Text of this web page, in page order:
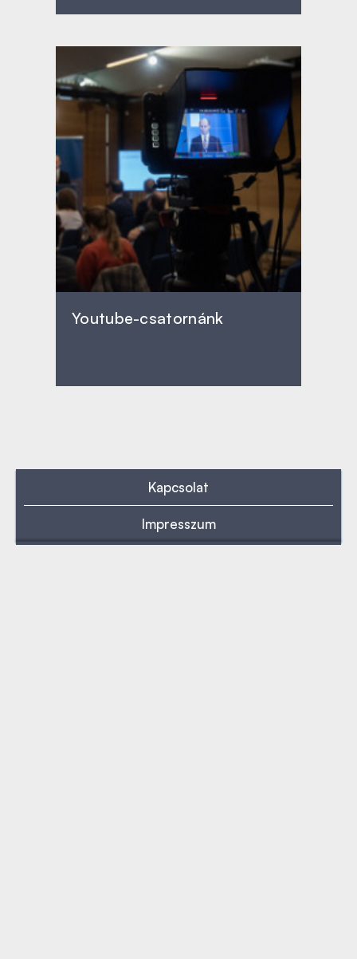
Youtube-csatornánk
Kapcsolat
Impresszum